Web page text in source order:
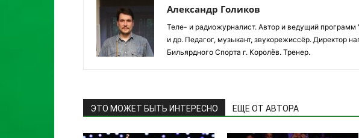
Александр Голиков
Теле- и радиожурналист. Автор и ведущий
и др. Педагог, музыкант, звукорежиссёр. Директор
Бильярдного Спорта г. Королёв. Тренер.
ЭТО МОЖЕТ БЫТЬ ИНТЕРЕСНО ЕЩЕ ОТ АВТОРА